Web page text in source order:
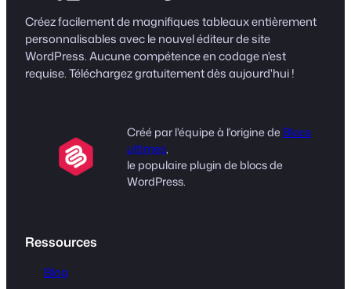
Créez facilement de magnifiques tableaux entièrement
personnalisables avec le nouvel éditeur de site
WordPress. Aucune compétence en codage n'est
requise. Téléchargez gratuitement dès aujourd'hui !
Créé par l'équipe à l'origine deBlocs
ultimes,
le populaire plugin de blocs de
WordPress.
Ressources
Blog